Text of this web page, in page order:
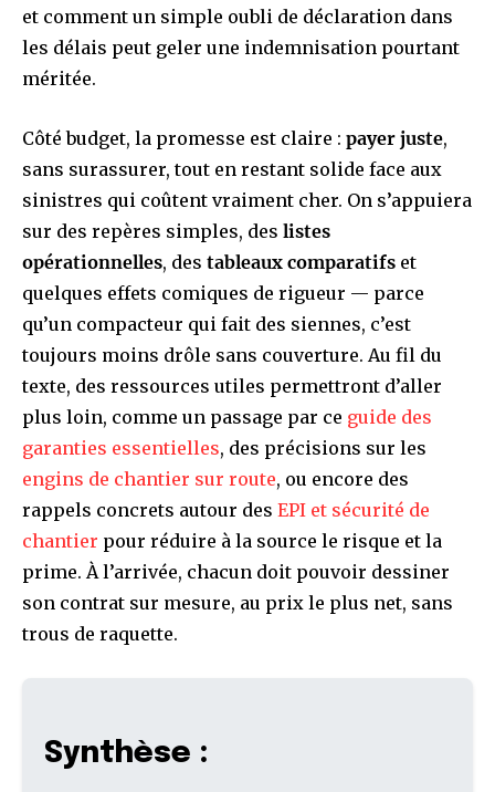
et comment un simple oubli de déclaration dans
les délais peut geler une indemnisation pourtant
méritée.
Côté budget, la promesse est claire : payer juste,
sans surassurer, tout en restant solide face aux
sinistres qui coûtent vraiment cher. On s’appuiera
sur des repères simples, des listes
opérationnelles, des tableaux comparatifs et
quelques effets comiques de rigueur — parce
qu’un compacteur qui fait des siennes, c’est
toujours moins drôle sans couverture. Au fil du
texte, des ressources utiles permettront d’aller
plus loin, comme un passage par ce guide des
garanties essentielles, des précisions sur les
engins de chantier sur route, ou encore des
rappels concrets autour des EPI et sécurité de
chantier pour réduire à la source le risque et la
prime. À l’arrivée, chacun doit pouvoir dessiner
son contrat sur mesure, au prix le plus net, sans
trous de raquette.
Synthèse :